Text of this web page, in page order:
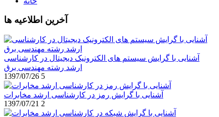
آخرین اطلاعیه ها
آشنایی با گرایش سیستم های الکترونیک دیجیتال در کارشناسی
ارشد رشته مهندسی برق
1397/07/26 5
آشنایی با گرایش رمز در کارشناسی ارشد مخابرات
1397/07/21 2